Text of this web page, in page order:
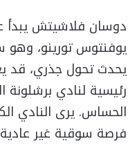
يوفنتوس تورينو، وهو
يحدث تحول جذري، قد
رئيسية لنادي برشلونة
الحساس. يرى النادي
فرصة سوقية غير